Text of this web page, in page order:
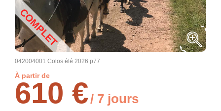
COMPLET
042004001 Colos été 2026 p77
À partir de
610 €/ 7 jours